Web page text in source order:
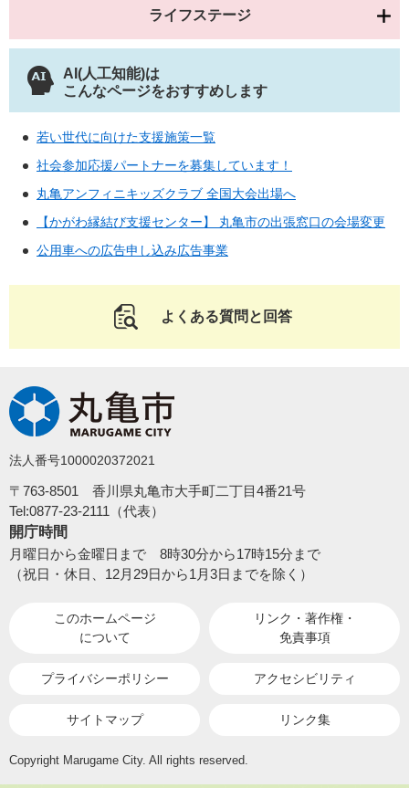
ライフステージ
AI(人工知能)は
こんなページをおすすめします
若い世代に向けた支援施策一覧
社会参加応援パートナーを募集しています！
丸亀アンフィニキッズクラブ 全国大会出場へ
【かがわ縁結び支援センター】 丸亀市の出張窓口の会場変更
公用車への広告申し込み広告事業
よくある質問と回答
法人番号1000020372021
〒763-8501 香川県丸亀市大手町二丁目4番21号
Tel:0877-23-2111（代表）
開庁時間
月曜日から金曜日まで 8時30分から17時15分まで
（祝日・休日、12月29日から1月3日までを除く）
このホームページ
について
リンク・著作権・
免責事項
プライバシーポリシー アクセシビリティ
サイトマップ リンク集
Copyright Marugame City. All rights reserved.